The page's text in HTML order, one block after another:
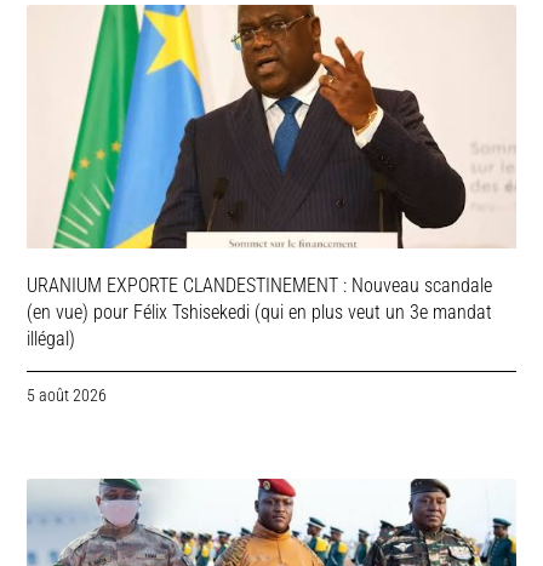
URANIUM EXPORTE CLANDESTINEMENT : Nouveau scandale
(en vue) pour Félix Tshisekedi (qui en plus veut un 3e mandat
illégal)
5 août 2026